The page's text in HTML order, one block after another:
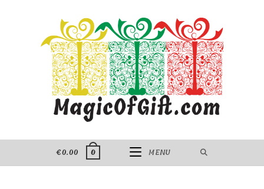
€0.00 0 MENU